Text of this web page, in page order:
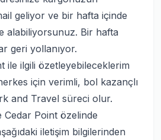
geliyor ve bir hafta içinde
alabiliyorsunuz. Bir hafta
geri yollanıyor.
ile ilgili özetleyebileceklerim
için verimli, bol kazançlı
and Travel süreci olur.
Point özelinde
iletişim bilgilerinden